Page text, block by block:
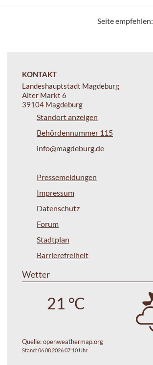
Seite empfehlen:
KONTAKT
Landeshauptstadt Magdeburg
Alter Markt 6
39104 Magdeburg
Standort anzeigen
Behördennummer 115
info@magdeburg.de
Pressemeldungen
Impressum
Datenschutz
Forum
Stadtplan
Barrierefreiheit
Wetter
21 °C
Quelle:openweathermap.org
Stand: 06.08.2026 07:10 Uhr